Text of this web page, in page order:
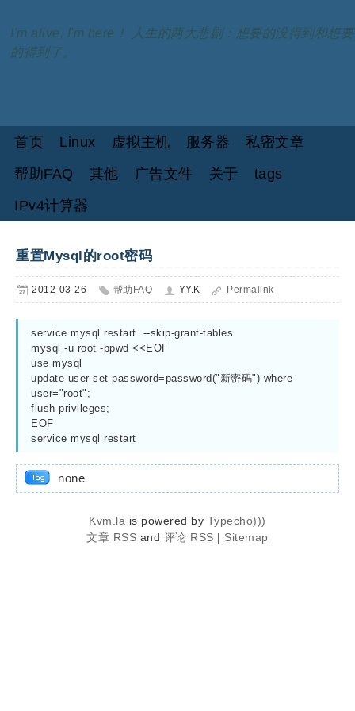
I'm alive, I'm here！ 人生的两大悲剧：想要的没得到和想要
的得到了。
首页 Linux 虚拟主机 服务器
私密文章
帮助FAQ
其他 广告文件 关于
tags
IPv4计算器
重置Mysql的root密码
2012-03-26 帮助FAQ YY.K Permalink
service mysql restart  --skip-grant-tables
mysql -u root -ppwd <<EOF
use mysql
update user set password=password("新密码") where
user="root";
flush privileges;
EOF
service mysql restart
none
Kvm.la is powered by Typecho)))
文章 RSS and 评论 RSS | Sitemap